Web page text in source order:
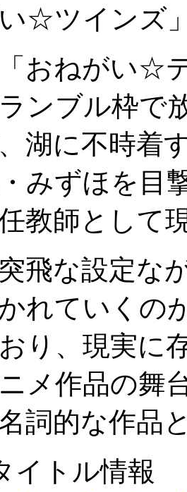
☆ツインズ
おねがい☆テ
ンブル枠で
湖に不時着
みずほを目
教師とし
飛な設定な
れていくの
り、現実に
メ作品の舞
詞的な作品
イトル情報